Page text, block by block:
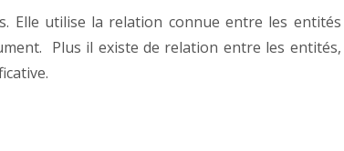
Elle utilise la relation connue entre les entités
Plus il existe de relation entre les entités,